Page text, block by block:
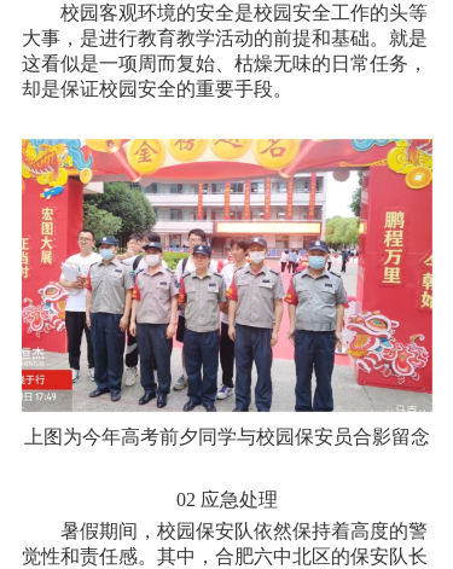
校园客观环境的安全是校园安全工作的头等
大事，是进行教育教学活动的前提和基础。就是
这看似是一项周而复始、枯燥无味的日常任务，
却是保证校园安全的重要手段。
上图为今年高考前夕同学与校园保安员合影留念
02 应急处理
暑假期间，校园保安队依然保持着高度的警
觉性和责任感。其中，合肥六中北区的保安队长